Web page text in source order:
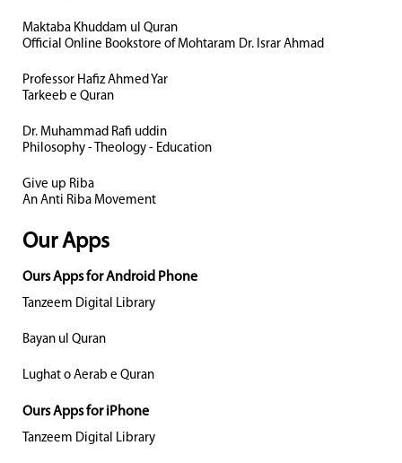
Maktaba Khuddam ul Quran
Official Online Bookstore of Mohtaram Dr. Israr Ahmad
Professor Hafiz Ahmed Yar
Tarkeeb e Quran
Dr. Muhammad Rafi uddin
Philosophy - Theology - Education
Give up Riba
An Anti Riba Movement
Our Apps
Ours Apps for Android Phone
Tanzeem Digital Library
Bayan ul Quran
Lughat o Aerab e Quran
Ours Apps for iPhone
Tanzeem Digital Library